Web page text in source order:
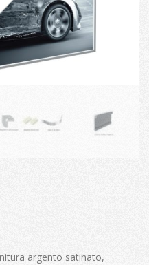
argento satinato,